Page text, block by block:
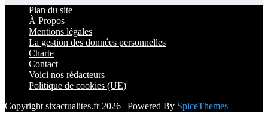
Plan du site
À Propos
Mentions légales
La gestion des données personnelles
Charte
Contact
Voici nos rédacteurs
Politique de cookies (UE)
Copyright sixactualites.fr 2026 | Powered By SpiceThemes